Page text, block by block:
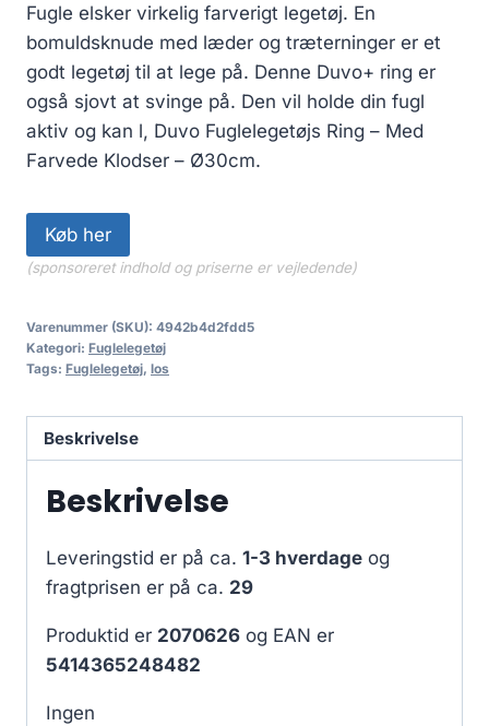
Fugle elsker virkelig farverigt legetøj. En
bomuldsknude med læder og træterninger er et
godt legetøj til at lege på. Denne Duvo+ ring er
også sjovt at svinge på. Den vil holde din fugl
aktiv og kan l, Duvo Fuglelegetøjs Ring – Med
Farvede Klodser – Ø30cm.
Køb her
(sponsoreret indhold og priserne er vejledende)
Varenummer (SKU): 4942b4d2fdd5
Kategori: Fuglelegetøj
Tags: Fuglelegetøj, los
Beskrivelse
Beskrivelse
Leveringstid er på ca. 1-3 hverdage og
fragtprisen er på ca. 29
Produktid er 2070626 og EAN er
5414365248482
Ingen